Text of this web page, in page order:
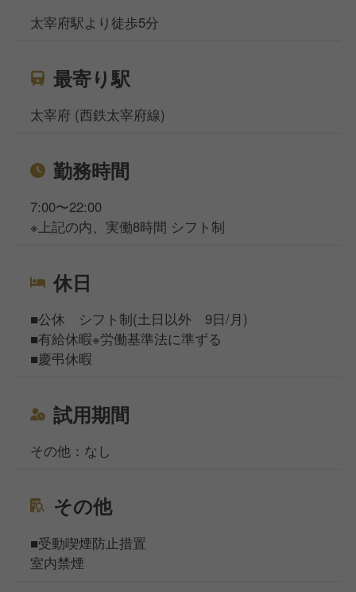
太宰府駅より徒歩5分
最寄り駅
太宰府 (西鉄太宰府線)
勤務時間
7:00〜22:00
※上記の内、実働8時間 シフト制
休日
■公休 シフト制(土日以外 9日/月)
■有給休暇※労働基準法に準ずる
■慶弔休暇
試用期間
その他：なし
その他
■受動喫煙防止措置
室内禁煙